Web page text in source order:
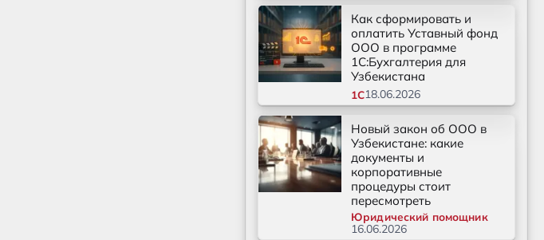
Как сформировать и
оплатить Уставный фонд
ООО в программе
1С:Бухгалтерия для
Узбекистана
1С18.06.2026
Новый закон об ООО в
Узбекистане: какие
документы и
корпоративные
процедуры стоит
пересмотреть
Юридический помощник
16.06.2026